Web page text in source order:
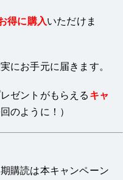
得に購入いただけま
にお手元に届きます。
ゼントがもらえる キャ
のように！）
購読は本キャンペーン